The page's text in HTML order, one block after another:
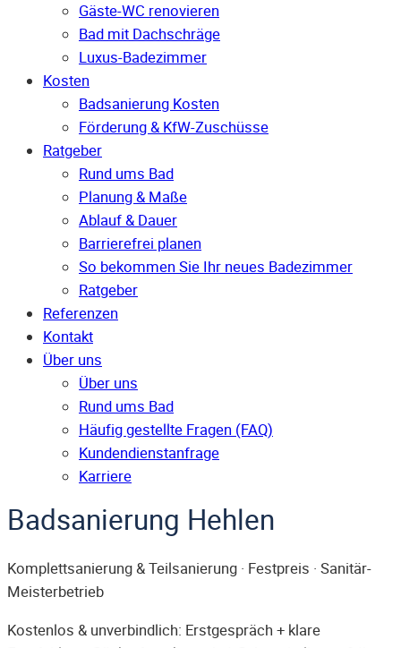
Gäste-WC renovieren
Bad mit Dachschräge
Luxus-Badezimmer
Kosten
Badsanierung Kosten
Förderung & KfW-Zuschüsse
Ratgeber
Rund ums Bad
Planung & Maße
Ablauf & Dauer
Barrierefrei planen
So bekommen Sie Ihr neues Badezimmer
Ratgeber
Referenzen
Kontakt
Über uns
Über uns
Rund ums Bad
Häufig gestellte Fragen (FAQ)
Kunden­dienst­anfrage
Karriere
Badsanierung Hehlen
Komplettsanierung & Teilsanierung · Festpreis · Sanitär-
Meisterbetrieb
Kostenlos & unverbindlich: Erstgespräch + klare